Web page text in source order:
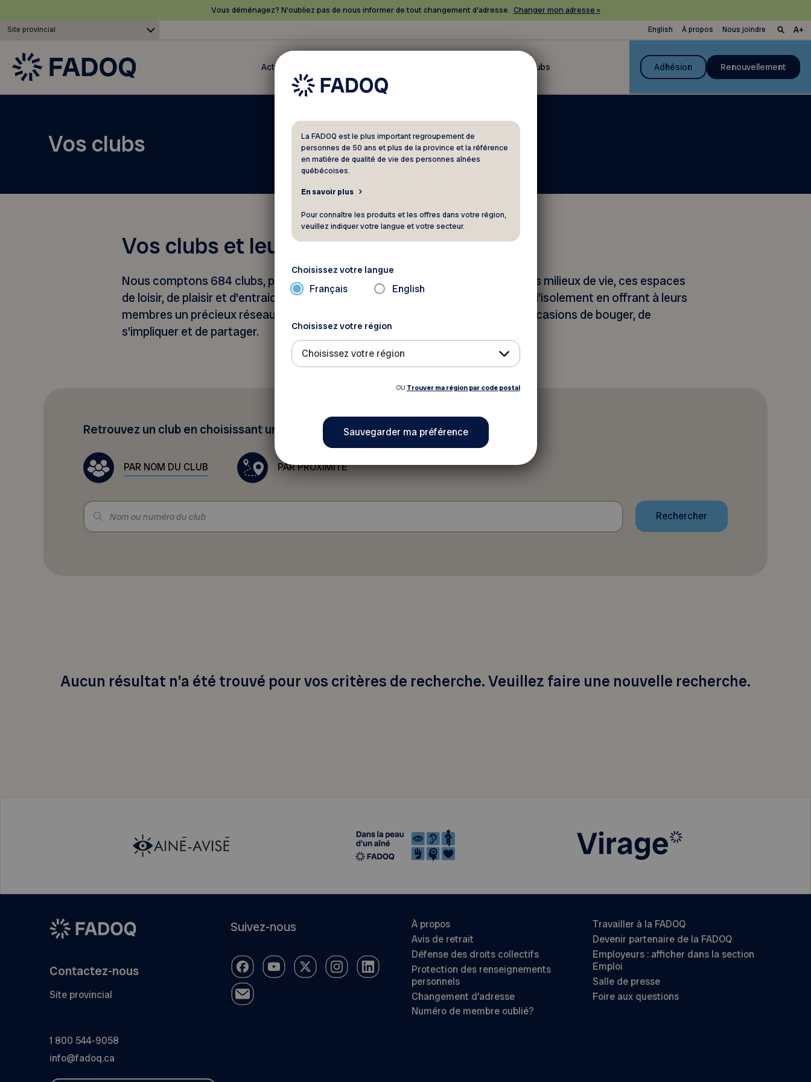
Vous déménagez? N’oubliez pas de nous informer de tout changement d’adresse. Changer mon adresse »
Site provincial English À propos Nous joindre
Actualités Clubs Adhésion Renouvellement
Vos clubs
Vos clubs et leurs programmations
Nous comptons 684 clubs, présents aux quatre coins de la province. Véritables milieux de vie, ces espaces
de loisir, de plaisir et d’entraide continuent de jouer pleinement leur rôle : briser l’isolement en offrant à leurs
membres un précieux réseau social, tout en leur proposant de nombreuses occasions de bouger, de
s’impliquer et de partager.
Retrouvez un club en choisissant une des méthodes suivantes
PAR NOM DU CLUB PAR PROXIMITÉ
Aucun résultat n'a été trouvé pour vos critères de recherche. Veuillez faire une nouvelle recherche.
Contactez-nous
Site provincial
1 800 544-9058
info@fadoq.ca
Suivez-nous
À propos
Avis de retrait
Défense des droits collectifs
Protection des renseignements
personnels
Changement d’adresse
Numéro de membre oublié?
Travailler à la FADOQ
Devenir partenaire de la FADOQ
Employeurs : afficher dans la section
Emploi
Salle de presse
Foire aux questions
La FADOQ est le plus important regroupement de
personnes de 50 ans et plus de la province et la référence
en matière de qualité de vie des personnes aînées
québécoises.
En savoir plus
Pour connaître les produits et les offres dans votre région,
veuillez indiquer votre langue et votre secteur.
Choisissez votre langue
Français English
Choisissez votre région
Choisissez votre région
OU Trouver ma région par code postal